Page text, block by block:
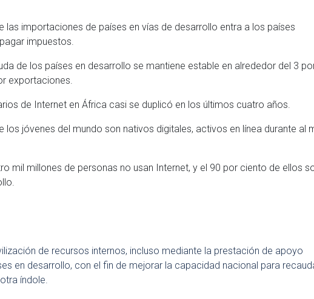
las importaciones de países en vías de desarrollo entra a los países
impuestos.
de los países en desarrollo se mantiene estable en alrededor del 3
exportaciones.
de Internet en África casi se duplicó en los últimos cuatro años.
los jóvenes del mundo son nativos digitales, activos en línea durante al
mil millones de personas no usan Internet, y el 90 por ciento de ellos
de recursos internos, incluso mediante la prestación de apoyo
en desarrollo, con el fin de mejorar la capacidad nacional para
índole.